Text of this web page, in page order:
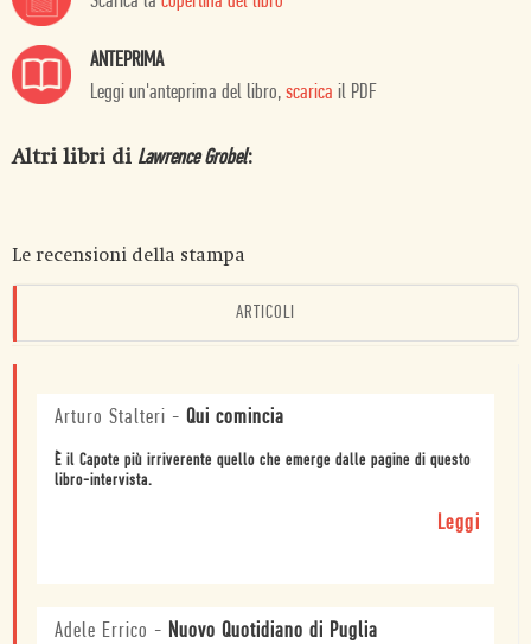
ANTEPRIMA
Leggi un'anteprima del libro, scarica il PDF
Altri libri di Lawrence Grobel:
Le recensioni della stampa
ARTICOLI
Arturo Stalteri - Qui comincia
È il Capote più irriverente quello che emerge dalle pagine di questo
libro-intervista.
Leggi
Adele Errico - Nuovo Quotidiano di Puglia